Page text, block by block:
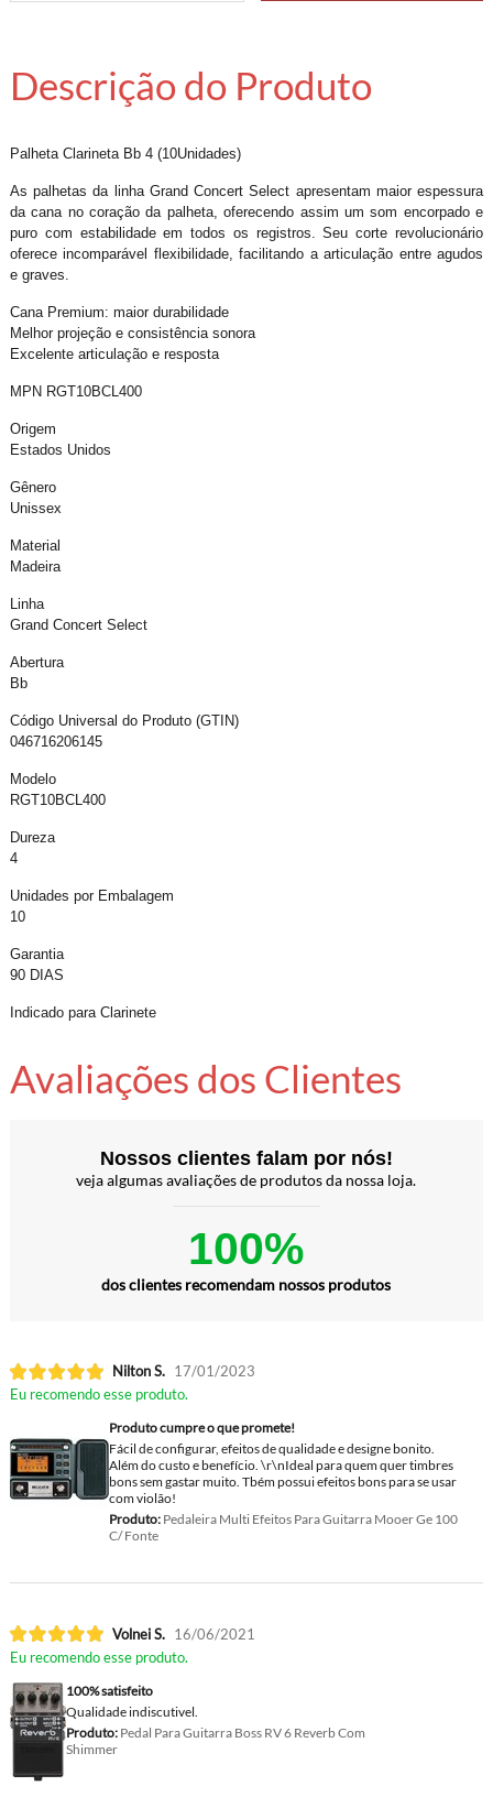
Descrição do Produto
Palheta Clarineta Bb 4 (10Unidades)
As palhetas da linha Grand Concert Select apresentam maior espessura
da cana no coração da palheta, oferecendo assim um som encorpado e
puro com estabilidade em todos os registros. Seu corte revolucionário
oferece incomparável flexibilidade, facilitando a articulação entre agudos
e graves.
Cana Premium: maior durabilidade
Melhor projeção e consistência sonora
Excelente articulação e resposta
MPN RGT10BCL400
Origem
Estados Unidos
Gênero
Unissex
Material
Madeira
Linha
Grand Concert Select
Abertura
Bb
Código Universal do Produto (GTIN)
046716206145
Modelo
RGT10BCL400
Dureza
4
Unidades por Embalagem
10
Garantia
90 DIAS
Indicado para Clarinete
Avaliações dos Clientes
Nossos clientes falam por nós!
veja algumas avaliações de produtos da nossa loja.
100%
dos clientes recomendam nossos produtos
Nilton S. 17/01/2023
Eu recomendo esse produto.
Produto cumpre o que promete!
Fácil de configurar, efeitos de qualidade e designe bonito.
Além do custo e benefício. \r\nIdeal para quem quer timbres
bons sem gastar muito. Tbém possui efeitos bons para se usar
com violão!
Produto:Pedaleira Multi Efeitos Para Guitarra Mooer Ge 100
C/ Fonte
Volnei S. 16/06/2021
Eu recomendo esse produto.
100% satisfeito
Qualidade indiscutivel.
Produto:Pedal Para Guitarra Boss RV 6 Reverb Com
Shimmer